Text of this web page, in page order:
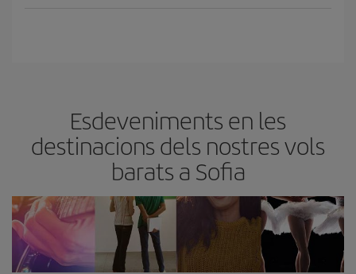
Esdeveniments en les
destinacions dels nostres vols
barats a Sofia